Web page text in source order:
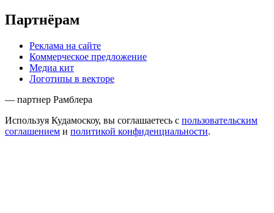
Партнёрам
Реклама на сайте
Коммерческое предложение
Медиа кит
Логотипы в векторе
— партнер Рамблера
Используя Кудамоскоу, вы соглашаетесь с пользовательским
соглашением и политикой конфиденциальности.